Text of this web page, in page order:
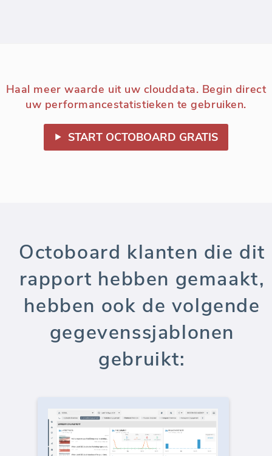
Haal meer waarde uit uw clouddata. Begin direct
uw performancestatistieken te gebruiken.
START OCTOBOARD GRATIS
Octoboard klanten die dit
rapport hebben gemaakt,
hebben ook de volgende
gegevenssjablonen
gebruikt: